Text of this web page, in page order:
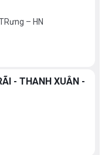
– HN
- THANH XUÂN -